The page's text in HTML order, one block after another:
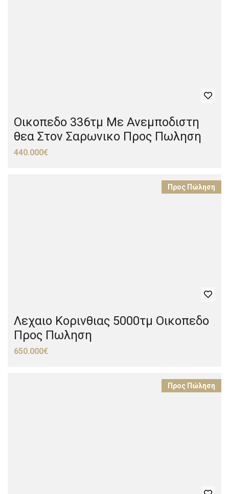
Οικοπεδο 336τμ Με Ανεμποδιστη
θεα Στον Σαρωνικο Προς Πωληση
440.000€
Προς Πώληση
Λεχαιο Κορινθιας 5000τμ Οικοπεδο
Προς Πωληση
650.000€
Προς Πώληση